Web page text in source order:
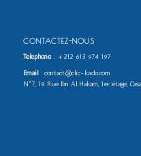
CONTACTEZ-NOUS
Téléphone: +212 613 974 197
Email : contact@clic-kado.com
N°7, 19 Rue Ibn Al Hakam, 1er étage,